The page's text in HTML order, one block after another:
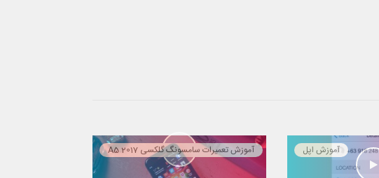
آموزش اپل آموزش تعمیرات سامسونگ گلکسی A5 2017